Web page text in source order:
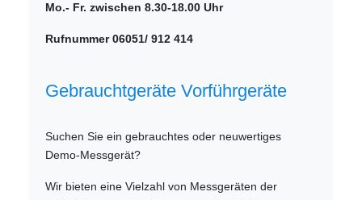
Mo.- Fr. zwischen 8.30-18.00 Uhr
Rufnummer 06051/ 912 414
Gebrauchtgeräte Vorführgeräte
Suchen Sie ein gebrauchtes oder neuwertiges
Demo-Messgerät?
Wir bieten eine Vielzahl von Messgeräten der